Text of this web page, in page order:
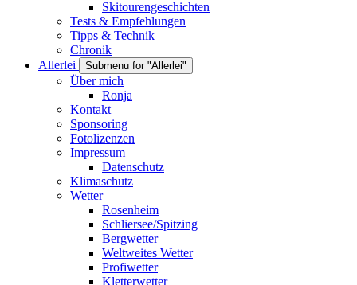
Skitourengeschichten
Tests & Empfehlungen
Tipps & Technik
Chronik
Allerlei
Submenu for "Allerlei"
Über mich
Ronja
Kontakt
Sponsoring
Fotolizenzen
Impressum
Datenschutz
Klimaschutz
Wetter
Rosenheim
Schliersee/Spitzing
Bergwetter
Weltweites Wetter
Profiwetter
Kletterwetter